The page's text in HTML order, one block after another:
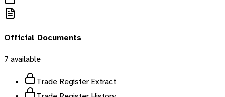
Official Documents
7 available
Trade Register Extract